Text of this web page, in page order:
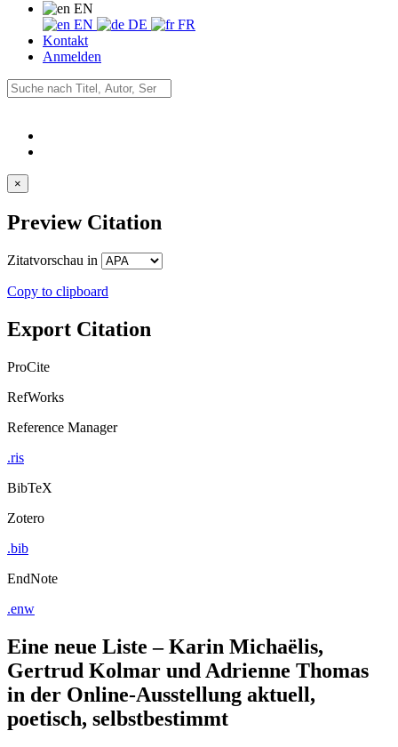
EN
EN
DE
FR
Kontakt
Anmelden
×
Preview Citation
Zitatvorschau in
Copy to clipboard
Export Citation
ProCite
RefWorks
Reference Manager
.ris
BibTeX
Zotero
.bib
EndNote
.enw
Eine neue Liste ‒ Karin Michaëlis,
Gertrud Kolmar und Adrienne Thomas
in der Online-Ausstellung aktuell,
poetisch, selbstbestimmt